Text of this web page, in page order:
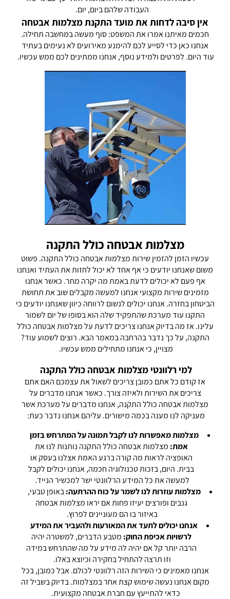
העבודה שלהם ביום, יום.
אין סיבה לדחות את מועד התקנת מצלמות אבטחה
חכמים מאיתנו אמרו את המשפט: סוף מעשה במחשבה תחילה.
אנחנו כאן כדי לסייע לכם להימנע מאירועים לא נעימים בעתיד
עוד היום. לפרטים ולמידע נוסף, אנחנו ממתינים לכם ממש עכשיו.
מצלמות אבטחה כולל התקנה
עכשיו הזמן להזמין שירות מצלמות אבטחה כולל התקנה. פשוט
משום שאנחנו יודעים כי אף אחד לא יכול לחזות את העתיד ואנחנו
אף פעם לא יכולים לדעת באמת מה יקרה מחר. כאשר אנחנו
מזמינים שירות מקצועי אנחנו למעשה מקבלים שוב את תחושת
הביטחון בחזרה. אנחנו יכולים לנשום לרווחה כיוון שאנחנו יודעים כי
התקנו עוד מערכת שהתפקיד שלה הוא בסופו של יום לשמור
עלינו. אז מה בדיוק אנחנו צריכים לדעת על מצלמות אבטחה כולל
התקנה, על כך נדבר בהרחבה במאמר הבא. רוצים לשמוע עוד?
מצויין, כי אנחנו מתחילים ממש עכשיו.
למי רלוונטי מצלמות אבטחה כולל התקנה
אז קודם כל אתם כמובן צריכים לשאול את עצמכם האם אתם
צריכים את השירות ולאיזה צורך. כאשר אנחנו מדברים על
מצלמות אבטחה כולל התקנה, אנחנו מדברים על מערכת אשר
מעניקה לנו מענה בכמה מישורים. עליהם אנחנו נדבר כעת:
מצלמות מאפשרות לנו לקבל תמונה על המתרחש בזמן
אמת: מצלמות אבטחה כולל התקנה נותנות לנו את
האופציה לראות מה קורה ברגע האמת אצלנו בעסק או
בבית. היום, בזכות טכנולוגיה חכמה, אנחנו יכולים לקבל
למעשה את כל המידע הרלוונטי ישר למכשיר הנייד.
מצלמות עוזרות לנו לשמר על כוח ההרתעה:באופן טבעי,
גנבים ופורצים יעיזו פחות אם יראו מצלמות אבטחה
באיזור בו הם מעוניינים לפרוץ.
אנחנו יכולים לתעד את המאורעות ולהעביר את המידע
לרשויות אכיפת החוק: מטבע הדברים, למשטרה יהיה
הרבה יותר קל אם יהיה לה מידע על מה שהתרחש במידה
וזו תרצה להתחיל בחקירה וכיוצא באלו.
אנחנו מאמינים כי השירות הזה רלוונטי לכולם. אבל כמובן, בכל
מקום אנחנו נעשה שימוש קצת אחר במצלמות. בדיוק בשביל זה
כדאי להתייעץ עם חברת אבטחה מקצועית.